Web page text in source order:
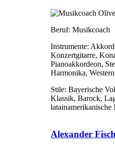
Beruf: Musikcoach
Instrumente:
Konzertgitarre,
Pianoakkordeon,
Harmonika,
Stile: Bayerische
Klassik, Barock,
latainamerikanische
Alexander